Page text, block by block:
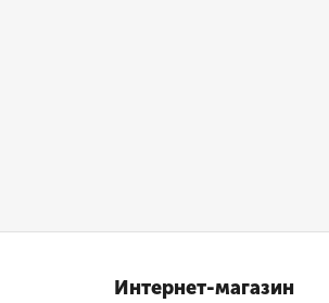
Интернет-магазин